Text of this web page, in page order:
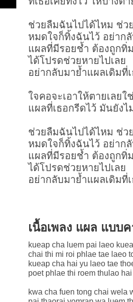
ช่วยลืมฉันไปได้ไหม ช่ว
หมดใจก็ทิ้งฉันไว้ อย่าก
แผลที่มีรอยช้ำ ต้องถูกทิ่
ได้โปรดช่วยหายไปเลย
อย่ากลับมาย้ำแผลเดิมที่
ใจคอจะเอาให้ตายเลยใ
แผลที่เธอกรีดไว้ มันยังไ
ช่วยลืมฉันไปได้ไหม ช่ว
หมดใจก็ทิ้งฉันไว้ อย่าก
แผลที่มีรอยช้ำ ต้องถูกทิ่
ได้โปรดช่วยหายไปเลย
อย่ากลับมาย้ำแผลเดิมที่
เนื้อเพลง แผล แบบค
kueap cha luem pai laeo
chai thi mi roi phlae tae laeo
kueap cha hai yu laeo tae
poet phlae thi roem thulao
kwa cha fuen tong chai wela